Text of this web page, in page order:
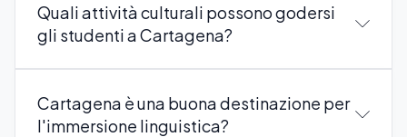
Quali attività culturali possono godersi
gli studenti a Cartagena?
Cartagena è una buona destinazione per
l'immersione linguistica?